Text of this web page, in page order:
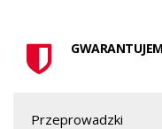
Przeprowadzki